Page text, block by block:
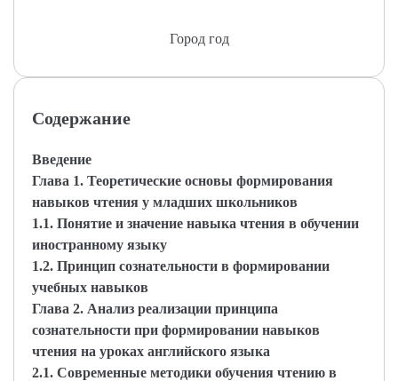
Город год
Содержание
Введение
Глава 1. Теоретические основы формирования
навыков чтения у младших школьников
1.1. Понятие и значение навыка чтения в обучении
иностранному языку
1.2. Принцип сознательности в формировании
учебных навыков
Глава 2. Анализ реализации принципа
сознательности при формировании навыков
чтения на уроках английского языка
2.1. Современные методики обучения чтению в